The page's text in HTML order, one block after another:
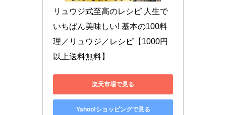
リュウジ式至高のレシピ 人生で
いちばん美味しい! 基本の100料
理／リュウジ／レシピ【1000円
以上送料無料】
楽天市場で見る
Yahoo!ショッピングで見る